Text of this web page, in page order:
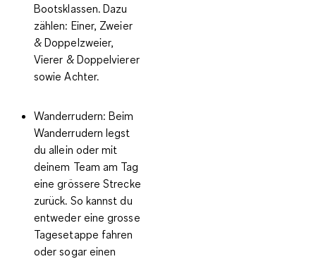
Bootsklassen. Dazu
zählen: Einer, Zweier
& Doppelzweier,
Vierer & Doppelvierer
sowie Achter.
Wanderrudern: Beim
Wanderrudern legst
du allein oder mit
deinem Team am Tag
eine grössere Strecke
zurück. So kannst du
entweder eine grosse
Tagesetappe fahren
oder sogar einen